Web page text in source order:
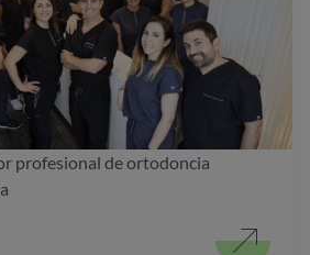
profesional de ortodoncia